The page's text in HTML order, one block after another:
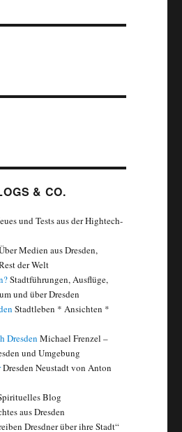
& CO.
und Tests aus der Hightech-
Medien aus Dresden,
der Welt
Stadtführungen, Ausflüge,
und über Dresden
Stadtleben * Ansichten *
Dresden Michael Frenzel –
und Umgebung
Dresden Neustadt von Anton
Blog
aus Dresden
Dresdner über ihre Stadt“